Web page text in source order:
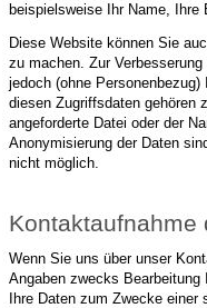
beispielsweise Ihr Name, Ihre
Diese Website können Sie
zu machen. Zur
jedoch (ohne
diesen Zugriffsdaten gehören
angeforderte Datei oder der
Anonymisierung der Daten
nicht möglich.
Kontaktaufnahme
Wenn Sie uns über unser
Angaben zwecks Bearbeitung
Ihre Daten zum Zwecke einer